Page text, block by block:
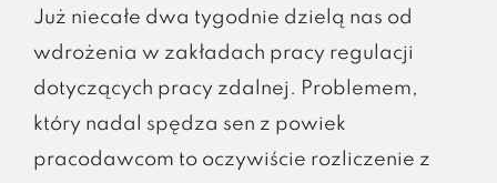
Już niecałe dwa tygodnie dzielą nas od
wdrożenia w zakładach pracy regulacji
dotyczących pracy zdalnej. Problemem,
który nadal spędza sen z powiek
pracodawcom to oczywiście rozliczenie z